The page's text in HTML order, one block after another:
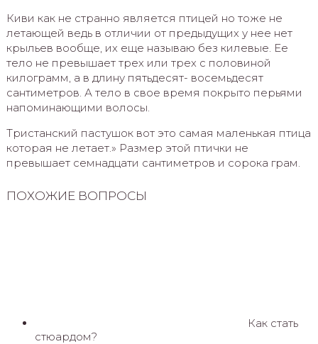
Киви как не странно является птицей но тоже не
летающей ведь в отличии от предыдущих у нее нет
крыльев вообще, их еще называю без килевые. Ее
тело не превышает трех или трех с половиной
килограмм, а в длину пятьдесят- восемьдесят
сантиметров. А тело в свое время покрыто перьями
напоминающими волосы.
Тристанский пастушок вот это самая маленькая птица
которая не летает.» Размер этой птички не
превышает семнадцати сантиметров и сорока грам.
ПОХОЖИЕ ВОПРОСЫ
Как стать
стюардом?